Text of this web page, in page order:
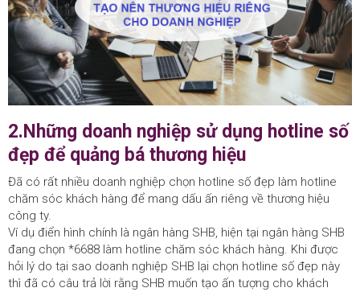
2.Những doanh nghiệp sử dụng hotline số
đẹp để quảng bá thương hiệu
Đã có rất nhiều doanh nghiệp chọn hotline số đẹp làm hotline
chăm sóc khách hàng để mang dấu ấn riêng về thương hiệu
công ty.
Ví dụ điển hình chính là ngân hàng SHB, hiện tại ngân hàng SHB
đang chọn *6688 làm hotline chăm sóc khách hàng. Khi được
hỏi lý do tại sao doanh nghiệp SHB lại chọn hotline số đẹp này
thì đã có câu trả lời rằng SHB muốn tạo ấn tượng cho khách